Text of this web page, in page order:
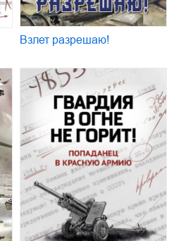
Взлет разрешаю!